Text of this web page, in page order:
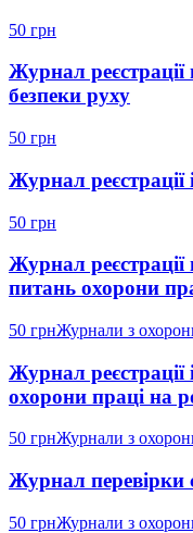
50 грн
Журнал реєстрації
безпеки руху
50 грн
Журнал реєстрації
50 грн
Журнал реєстрації
питань охорони
50 грнЖурнали з
Журнал реєстрації
охорони праці на
50 грнЖурнали з
Журнал перевірки
50 грнЖурнали з